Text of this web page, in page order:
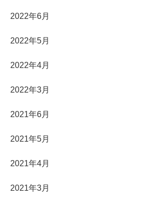
2022年6月
2022年5月
2022年4月
2022年3月
2021年6月
2021年5月
2021年4月
2021年3月